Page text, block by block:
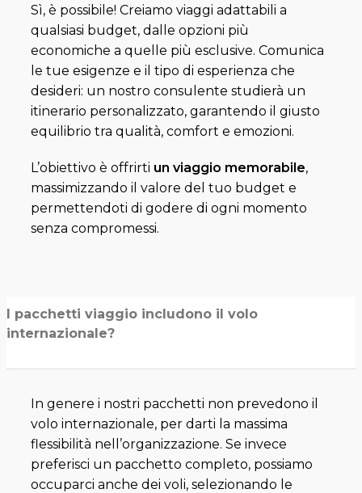
Sì, è possibile! Creiamo viaggi adattabili a
qualsiasi budget, dalle opzioni più
economiche a quelle più esclusive. Comunica
le tue esigenze e il tipo di esperienza che
desideri: un nostro consulente studierà un
itinerario personalizzato, garantendo il giusto
equilibrio tra qualità, comfort e emozioni.
L’obiettivo è offrirti un viaggio memorabile,
massimizzando il valore del tuo budget e
permettendoti di godere di ogni momento
senza compromessi.
I pacchetti viaggio includono il volo
internazionale?
In genere i nostri pacchetti non prevedono il
volo internazionale, per darti la massima
flessibilità nell’organizzazione. Se invece
preferisci un pacchetto completo, possiamo
occuparci anche dei voli, selezionando le